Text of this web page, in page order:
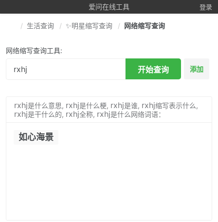
爱问在线工具 登录
生活查询 ✨明星缩写查询 网络缩写查询
网络缩写查询工具:
开始查询 添加
rxhj是什么意思, rxhj是什么梗, rxhj是谁, rxhj缩写表示什么,
rxhj是干什么的, rxhj全称, rxhj是什么网络词语：
如心海景